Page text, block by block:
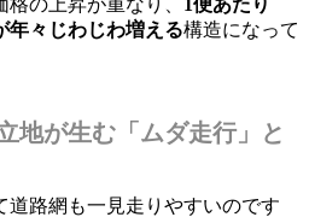
年々じわじわ増える構造になって
地が生む「ムダ走行」と
道路網も一見走りやすいのです